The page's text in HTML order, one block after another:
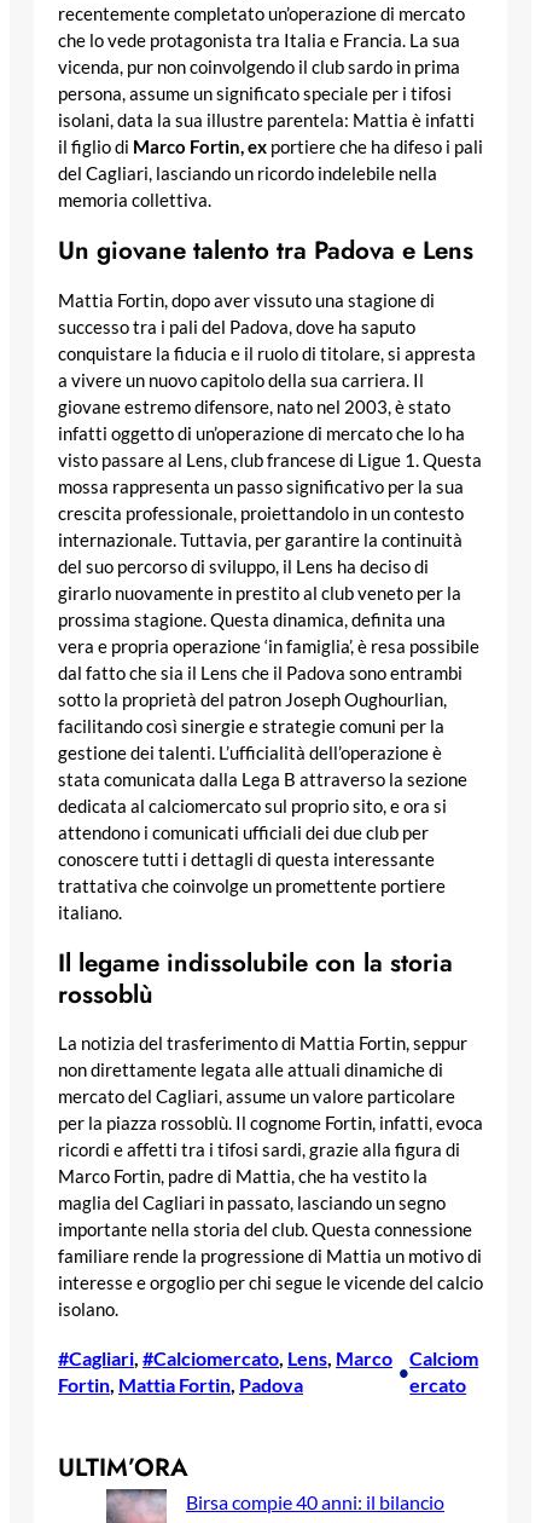
recentemente completato un’operazione di mercato
che lo vede protagonista tra Italia e Francia. La sua
vicenda, pur non coinvolgendo il club sardo in prima
persona, assume un significato speciale per i tifosi
isolani, data la sua illustre parentela: Mattia è infatti
il figlio di Marco Fortin, ex portiere che ha difeso i pali
del Cagliari, lasciando un ricordo indelebile nella
memoria collettiva.
Un giovane talento tra Padova e Lens
Mattia Fortin, dopo aver vissuto una stagione di
successo tra i pali del Padova, dove ha saputo
conquistare la fiducia e il ruolo di titolare, si appresta
a vivere un nuovo capitolo della sua carriera. Il
giovane estremo difensore, nato nel 2003, è stato
infatti oggetto di un’operazione di mercato che lo ha
visto passare al Lens, club francese di Ligue 1. Questa
mossa rappresenta un passo significativo per la sua
crescita professionale, proiettandolo in un contesto
internazionale. Tuttavia, per garantire la continuità
del suo percorso di sviluppo, il Lens ha deciso di
girarlo nuovamente in prestito al club veneto per la
prossima stagione. Questa dinamica, definita una
vera e propria operazione ‘in famiglia’, è resa possibile
dal fatto che sia il Lens che il Padova sono entrambi
sotto la proprietà del patron Joseph Oughourlian,
facilitando così sinergie e strategie comuni per la
gestione dei talenti. L’ufficialità dell’operazione è
stata comunicata dalla Lega B attraverso la sezione
dedicata al calciomercato sul proprio sito, e ora si
attendono i comunicati ufficiali dei due club per
conoscere tutti i dettagli di questa interessante
trattativa che coinvolge un promettente portiere
italiano.
Il legame indissolubile con la storia
rossoblù
La notizia del trasferimento di Mattia Fortin, seppur
non direttamente legata alle attuali dinamiche di
mercato del Cagliari, assume un valore particolare
per la piazza rossoblù. Il cognome Fortin, infatti, evoca
ricordi e affetti tra i tifosi sardi, grazie alla figura di
Marco Fortin, padre di Mattia, che ha vestito la
maglia del Cagliari in passato, lasciando un segno
importante nella storia del club. Questa connessione
familiare rende la progressione di Mattia un motivo di
interesse e orgoglio per chi segue le vicende del calcio
isolano.
#Cagliari, #Calciomercato, Lens, Marco
Fortin, Mattia Fortin, Padova
•
Calciom
ercato
ULTIM’ORA
Birsa compie 40 anni: il bilancio